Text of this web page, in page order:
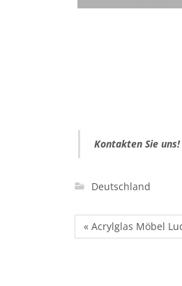
Kontakten Sie uns!
Deutschland
« Acrylglas Möbel